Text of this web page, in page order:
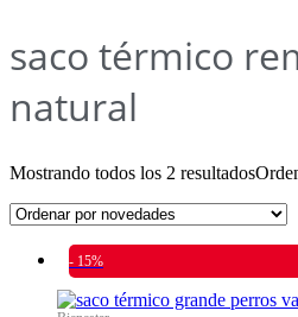
saco térmico
natural
Mostrando todos los 2 resultados
- 15%